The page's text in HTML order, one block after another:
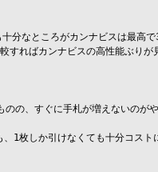
なところがカンナビスは最
ればカンナビスの高性能ぶりが
の、すぐに手札が増えないのがや
枚しか引けなくても十分コス